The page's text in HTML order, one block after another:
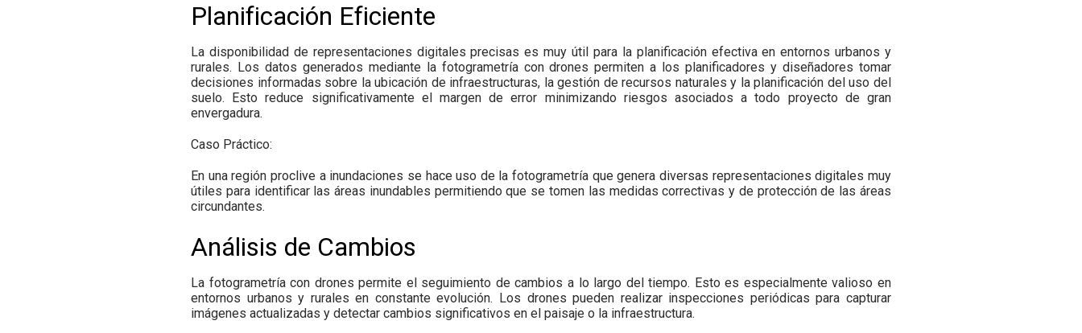
Planificación Eficiente
La disponibilidad de representaciones digitales precisas es muy útil para la planificación efectiva en entornos urbanos y
rurales. Los datos generados mediante la fotogrametría con drones permiten a los planificadores y diseñadores tomar
decisiones informadas sobre la ubicación de infraestructuras, la gestión de recursos naturales y la planificación del uso del
suelo. Esto reduce significativamente el margen de error minimizando riesgos asociados a todo proyecto de gran
envergadura.
Caso Práctico:
En una región proclive a inundaciones se hace uso de la fotogrametría que genera diversas representaciones digitales muy
útiles para identificar las áreas inundables permitiendo que se tomen las medidas correctivas y de protección de las áreas
circundantes.
Análisis de Cambios
La fotogrametría con drones permite el seguimiento de cambios a lo largo del tiempo. Esto es especialmente valioso en
entornos urbanos y rurales en constante evolución. Los drones pueden realizar inspecciones periódicas para capturar
imágenes actualizadas y detectar cambios significativos en el paisaje o la infraestructura.